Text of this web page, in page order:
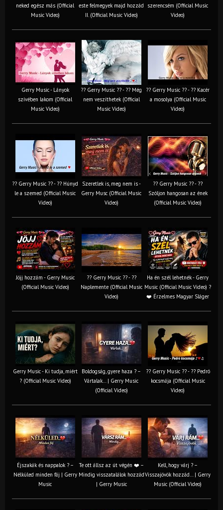
neked egész más (Official
Music Video)
este felmegyek majd hozzád
II. (Official Music Video)
szerencsém (Official Music
Video)
Gerry Music - Lányok
szívében lakom (Official
Music Video)
?? Gerry Music ?? - ?? Még
nem veszíthetek (Official
Music Video)
?? Gerry Music ?? - ?? Kacér
a mosolya (Official Music
Video)
?? Gerry Music ?? - ?? Húnyd
le a szemed (Official Music
Video)
Szeretlek is, meg nem is -
Gerry Musc (Official Music
Video)
?? Gerry Music ?? - ??
Szóljon hangosan az ének
(Official Music Video)
Jöjj hozzám - Gerry Music
(Official Music Video)
?? Gerry Music ?? - ??
Naplemente (Official Music
Video)
Ha én szél lehetnék - Gerry
Music (Official Music Video) ?️
❤️ Érzelmes Magyar Sláger
Gerry Music - Ki tudja, miért
? (Official Music Video)
Boldogság, gyere haza ? –
Vártalak… | Gerry Music
(Official Video)
?? Gerry Music ?? - ?? Pedró
kocsmája (Official Music
Video)
Éjszakák és nappalok ? –
Nélküled minden fáj | Gerry
Music
Te ott állsz az út végén ❤️ –
Mindig visszatalálok hozzád
| Gerry Music
Kell, hogy várj ? –
Visszajövök hozzád… | Gerry
Music (Official Video)